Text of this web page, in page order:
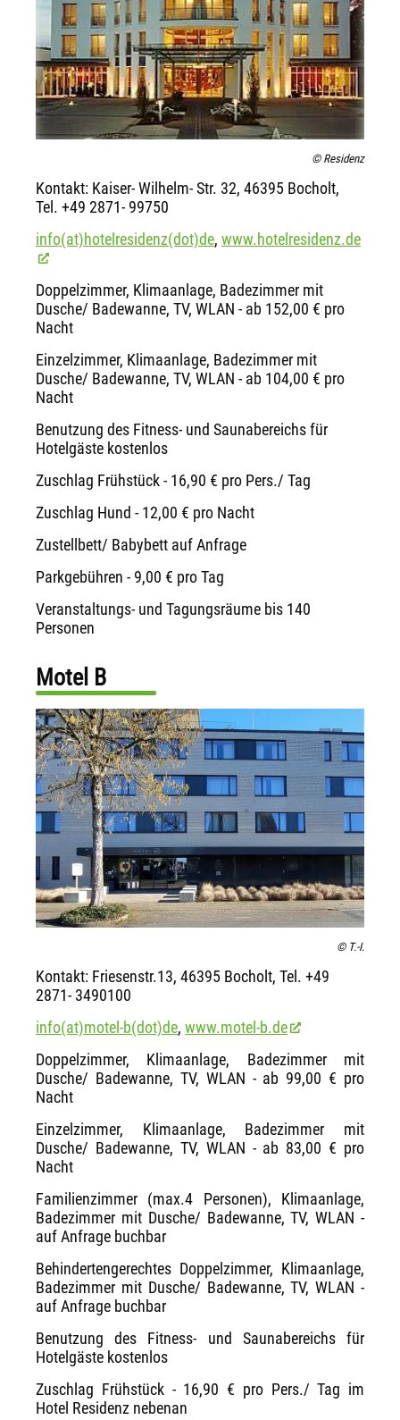
© Residenz
Kontakt: Kaiser- Wilhelm- Str. 32, 46395 Bocholt,
Tel. +49 2871- 99750
info(at)hotelresidenz(dot)de, www.hotelresidenz.de
Doppelzimmer, Klimaanlage, Badezimmer mit
Dusche/ Badewanne, TV, WLAN - ab 152,00 € pro
Nacht
Einzelzimmer, Klimaanlage, Badezimmer mit
Dusche/ Badewanne, TV, WLAN - ab 104,00 € pro
Nacht
Benutzung des Fitness- und Saunabereichs für
Hotelgäste kostenlos
Zuschlag Frühstück - 16,90 € pro Pers./ Tag
Zuschlag Hund - 12,00 € pro Nacht
Zustellbett/ Babybett auf Anfrage
Parkgebühren - 9,00 € pro Tag
Veranstaltungs- und Tagungsräume bis 140
Personen
Motel B
© T.-I.
Kontakt: Friesenstr.13, 46395 Bocholt, Tel. +49
2871- 3490100
info(at)motel-b(dot)de, www.motel-b.de
Doppelzimmer, Klimaanlage, Badezimmer mit
Dusche/ Badewanne, TV, WLAN - ab 99,00 € pro
Nacht
Einzelzimmer, Klimaanlage, Badezimmer mit
Dusche/ Badewanne, TV, WLAN - ab 83,00 € pro
Nacht
Familienzimmer (max.4 Personen), Klimaanlage,
Badezimmer mit Dusche/ Badewanne, TV, WLAN -
auf Anfrage buchbar
Behindertengerechtes Doppelzimmer, Klimaanlage,
Badezimmer mit Dusche/ Badewanne, TV, WLAN -
auf Anfrage buchbar
Benutzung des Fitness- und Saunabereichs für
Hotelgäste kostenlos
Zuschlag Frühstück - 16,90 € pro Pers./ Tag im
Hotel Residenz nebenan